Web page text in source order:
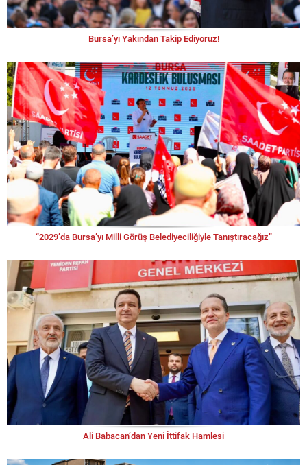
Bursa’yı Yakından Takip Ediyoruz!
“2029’da Bursa’yı Milli Görüş Belediyeciliğiyle Tanıştıracağız”
Ali Babacan’dan Yeni İttifak Hamlesi